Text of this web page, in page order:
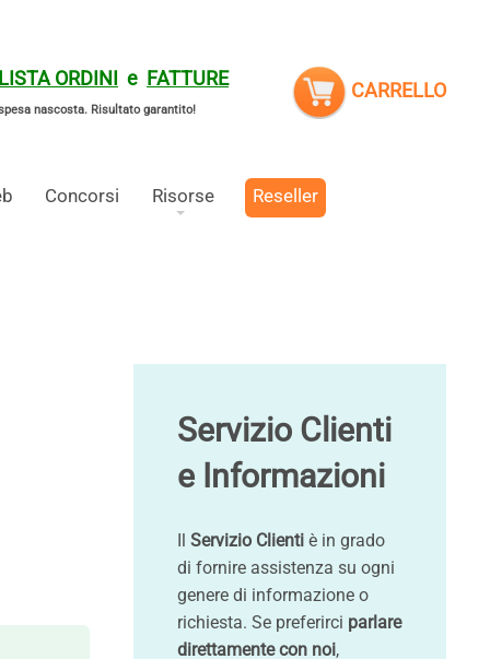
ORDINI e FATTURE
nascosta. Risultato garantito!
CARRELLO
Concorsi Risorse Reseller
Servizio Clienti
e Informazioni
Il Servizio Clienti è in grado
di fornire assistenza su ogni
genere di informazione o
richiesta. Se preferirci parlare
direttamente con noi,